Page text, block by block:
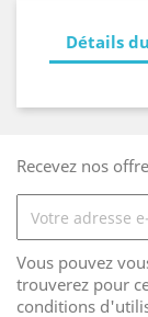
Détails
Recevez nos
Vous pouvez
trouverez pour
conditions